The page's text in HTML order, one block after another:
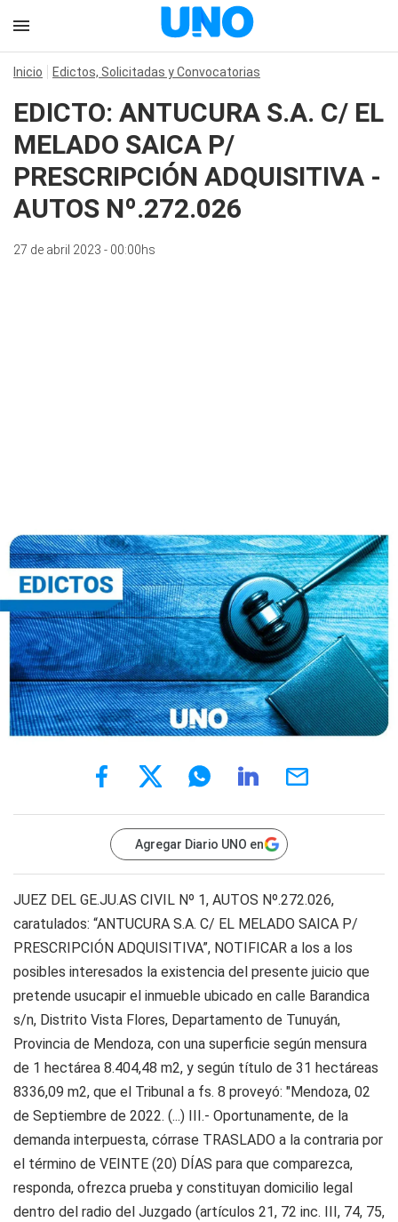
Inicio Edictos, Solicitadas y Convocatorias
EDICTO: ANTUCURA S.A. C/ EL
MELADO SAICA P/
PRESCRIPCIÓN ADQUISITIVA -
AUTOS Nº.272.026
27 de abril 2023 - 00:00hs
Agregar Diario UNO en
JUEZ DEL GE.JU.AS CIVIL Nº 1, AUTOS Nº.272.026,
caratulados: “ANTUCURA S.A. C/ EL MELADO SAICA P/
PRESCRIPCIÓN ADQUISITIVA”, NOTIFICAR a los a los
posibles interesados la existencia del presente juicio que
pretende usucapir el inmueble ubicado en calle Barandica
s/n, Distrito Vista Flores, Departamento de Tunuyán,
Provincia de Mendoza, con una superficie según mensura
de 1 hectárea 8.404,48 m2, y según título de 31 hectáreas
8336,09 m2, que el Tribunal a fs. 8 proveyó: "Mendoza, 02
de Septiembre de 2022. (...) III.- Oportunamente, de la
demanda interpuesta, córrase TRASLADO a la contraria por
el término de VEINTE (20) DÍAS para que comparezca,
responda, ofrezca prueba y constituyan domicilio legal
dentro del radio del Juzgado (artículos 21, 72 inc. III, 74, 75,